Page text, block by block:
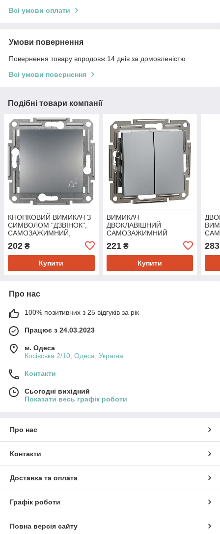
Всі умови оплати
Умови повернення
Повернення товару впродовж 14 днів за домовленістю
Всі умови повернення
Подібні товари компанії
КНОПКОВИЙ ВИМИКАЧ З
СИМВОЛОМ "ДЗВІНОК",
САМОЗАЖИМНИЙ,
202 ₴
Купити
ВИМИКАЧ
ДВОКЛАВІШНИЙ
САМОЗАЖИМНИЙ
221₴
Купити
283
Про нас
100% позитивних з 25 відгуків за рік
Працює з 24.03.2023
м. Одеса
Косівська 2/10, Одеса, Україна
Контакти
Сьогодні вихідний
Показати весь графік роботи
Про нас
Контакти
Доставка та оплата
Графік роботи
Повна версія сайту